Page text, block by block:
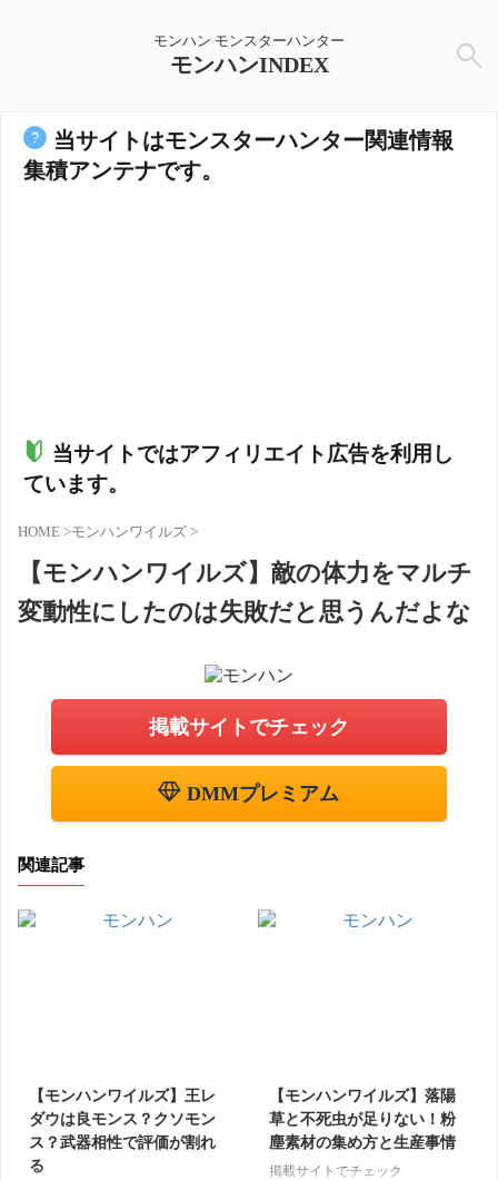
モンハン モンスターハンター
モンハンINDEX
当サイトはモンスターハンター関連情報
集積アンテナです。
当サイトではアフィリエイト広告を利用し
ています。
HOME >モンハンワイルズ >
【モンハンワイルズ】敵の体力をマルチ
変動性にしたのは失敗だと思うんだよな
掲載サイトでチェック
DMMプレミアム
関連記事
【モンハンワイルズ】王レ
ダウは良モンス？クソモン
ス？武器相性で評価が割れ
る
【モンハンワイルズ】落陽
草と不死虫が足りない！粉
塵素材の集め方と生産事情
掲載サイトでチェック